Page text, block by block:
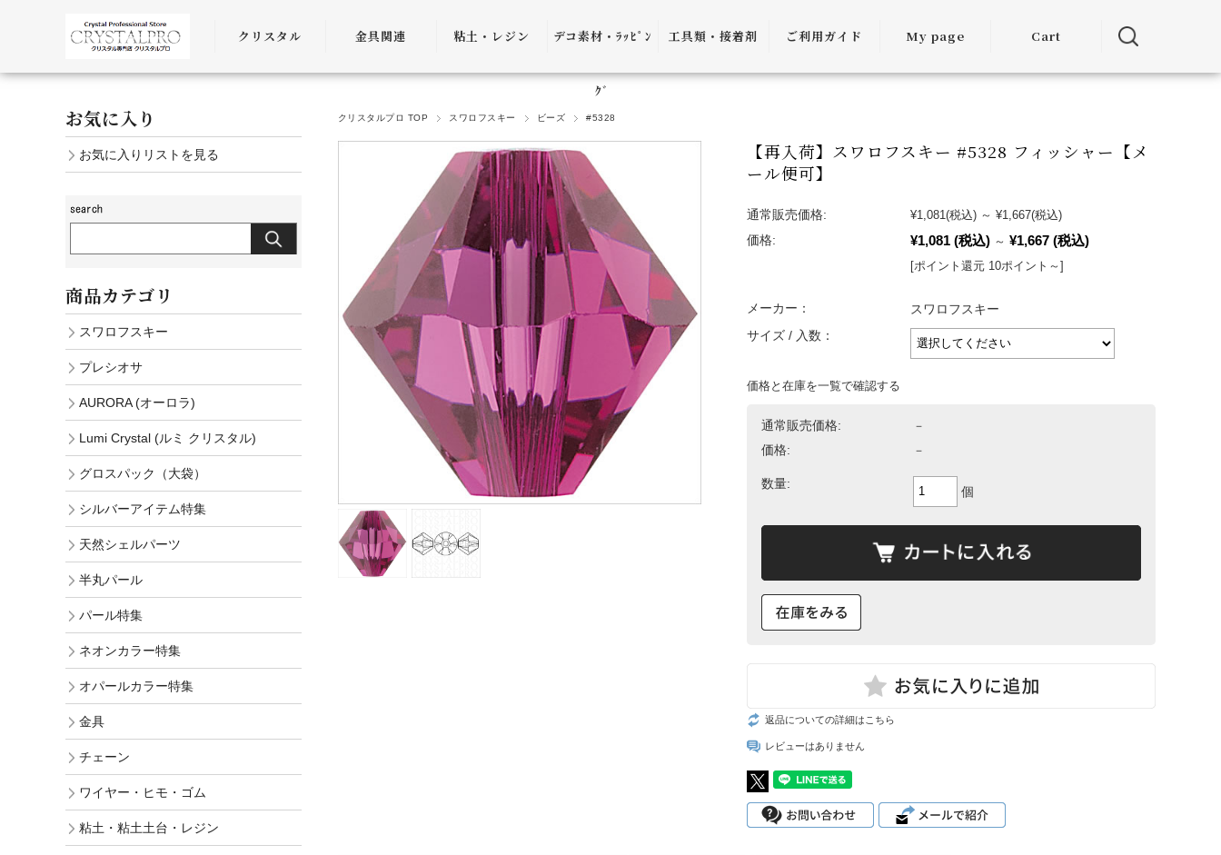
クリスタル
SWAROVSKI
金具関連
金具
チェーン
粘土・レジン
粘土・粘土土台
レジン
デコ素材・ﾗｯﾋﾟﾝ
ｸﾞ
デコ素材
ﾗｯﾋﾟﾝｸﾞ雑貨
工具類・接着剤
ピンセット
ヤットコ・ニッ
接着剤・リムー
ケース・トレー
便利グッズ・そ
書籍・レシピ
ご利用ガイド
ご利用ガイド
ついて
決済方法につい
て
会員ランクアッ
プ制度について
口割引）につい
ストーン・サイ
My page Cart
クリスタルプロ TOP スワロフスキー ビーズ #5328
【再入荷】スワロフスキー #5328 フィッシャー【メ
ール便可】
通常販売価格: ¥1,081(税込) ～ ¥1,667(税込)
価格:
¥1,081 (税込) ～ ¥1,667 (税込)
[ポイント還元 10ポイント～]
メーカー：
スワロフスキー
サイズ / 入数：
価格と在庫を一覧で確認する
通常販売価格:
－
価格:
－
数量:
個
返品についての詳細はこちら
レビューはありません
お気に入り
お気に入りリストを見る
商品カテゴリ
スワロフスキー
プレシオサ
AURORA (オーロラ)
Lumi Crystal (ルミ クリスタル)
グロスパック（大袋）
シルバーアイテム特集
天然シェルパーツ
半丸パール
パール特集
ネオンカラー特集
オパールカラー特集
金具
チェーン
ワイヤー・ヒモ・ゴム
粘土・粘土土台・レジン